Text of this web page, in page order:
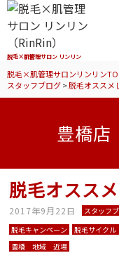
脱毛×肌管理サロン リンリン
脱毛×肌管理サロンリンリン
スタッフブログ>脱毛オススメ
豊橋店
脱毛オスス
2017年9月22日 スタッフ
脱毛キャンペーン
脱毛サイクル
豊橋 地域 近場